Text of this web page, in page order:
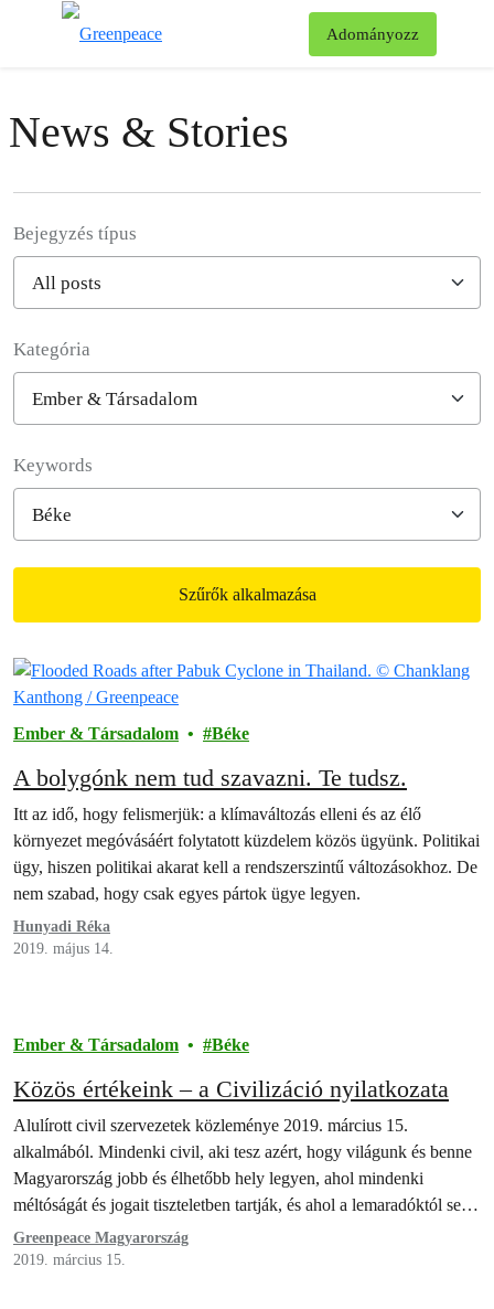
Adományozz
News & Stories
Bejegyzés típus
Kategória
Keywords
Szűrők alkalmazása
Filtered results
Ember & Társadalom Béke
A bolygónk nem tud szavazni. Te tudsz.
Itt az idő, hogy felismerjük: a klímaváltozás elleni és az élő
környezet megóvásáért folytatott küzdelem közös ügyünk. Politikai
ügy, hiszen politikai akarat kell a rendszerszintű változásokhoz. De
nem szabad, hogy csak egyes pártok ügye legyen.
Hunyadi Réka
2019. május 14.
Ember & Társadalom Béke
Közös értékeink – a Civilizáció nyilatkozata
Alulírott civil szervezetek közleménye 2019. március 15.
alkalmából. Mindenki civil, aki tesz azért, hogy világunk és benne
Magyarország jobb és élhetőbb hely legyen, ahol mindenki
méltóságát és jogait tiszteletben tartják, és ahol a lemaradóktól sem
fordulnak el.
Greenpeace Magyarország
2019. március 15.